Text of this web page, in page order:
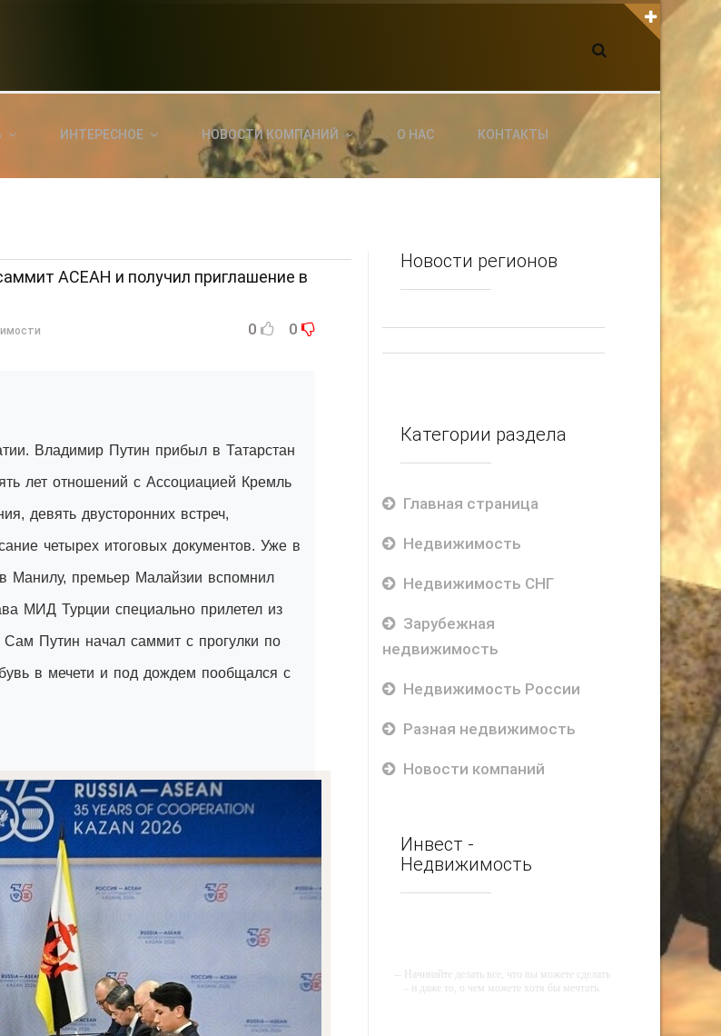
КАК С НАМИ СВЯЗАТЬСЯ
axin.ed@yandex.ru
yrikf40@gmail.com
Eltaro-Vrn.ru
ИНТЕРЕСНОЕ НОВОСТИ КОМПАНИЙ О НАС КОНТАКТЫ
АСЕАН и получил приглашение в
0 0
Владимир Путин прибыл в Татарстан
лет отношений с Ассоциацией Кремль
девять двусторонних встреч,
четырех итоговых документов. Уже в
Манилу, премьер Малайзии вспомнил
МИД Турции специально прилетел из
Путин начал саммит с прогулки по
в мечети и под дождем пообщался с
Новости регионов
Категории раздела
Главная страница
Недвижимость
Недвижимость СНГ
Зарубежная
недвижимость
Недвижимость России
Разная недвижимость
Новости компаний
Инвест -
Недвижимость
-- Начинайте делать все, что вы можете сделать
– и даже то, о чем можете хотя бы мечтать.